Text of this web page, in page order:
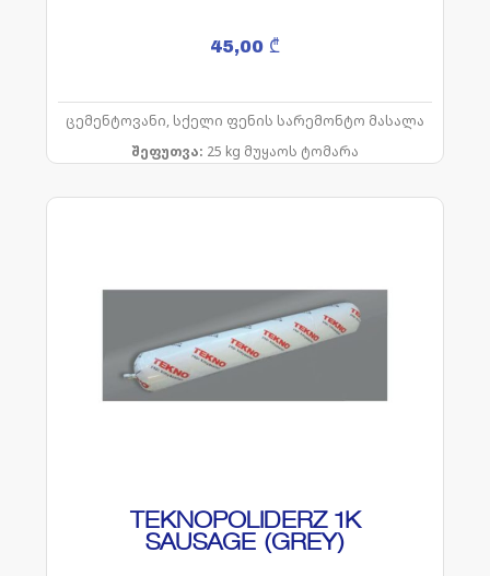
45,00 ₾
ცემენტოვანი, სქელი ფენის სარემონტო მასალა
შეფუთვა: 25 kg მუყაოს ტომარა
TEKNOPOLIDERZ 1K
SAUSAGE (GREY)